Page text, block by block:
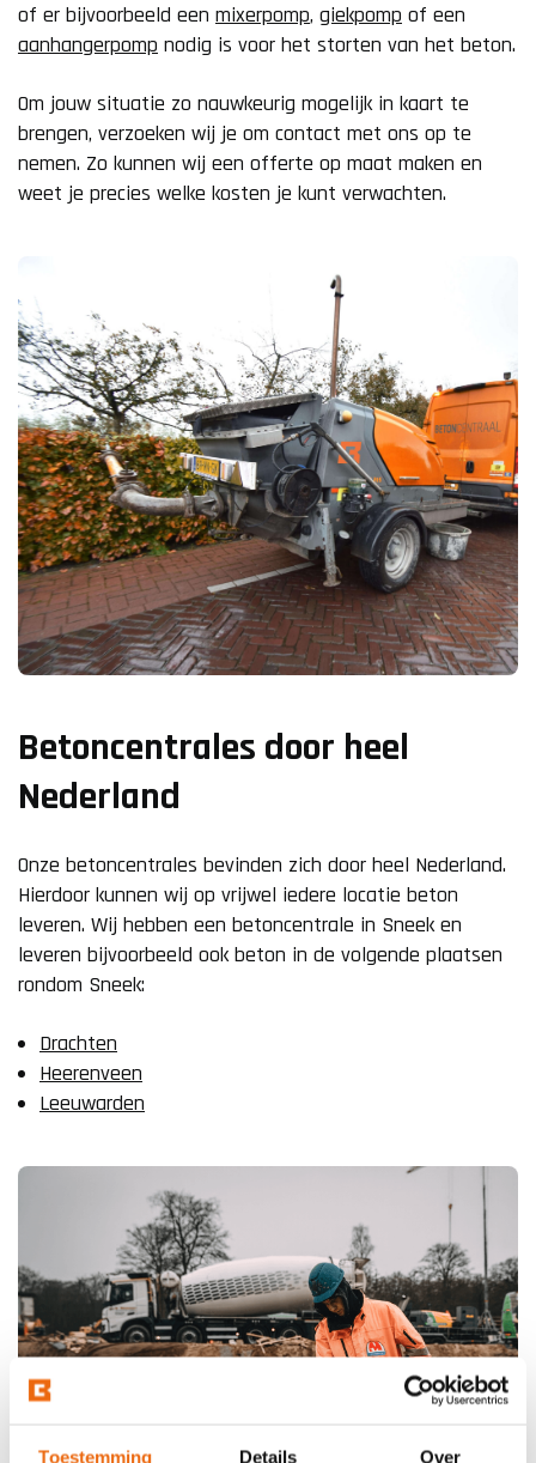
Toestemming Details Over
of er bijvoorbeeld een mixerpomp, giekpomp of een
aanhangerpomp nodig is voor het storten van het beton.
Om jouw situatie zo nauwkeurig mogelijk in kaart te
brengen, verzoeken wij je om contact met ons op te
nemen. Zo kunnen wij een offerte op maat maken en
weet je precies welke kosten je kunt verwachten.
Betoncentrales door heel
Nederland
Onze betoncentrales bevinden zich door heel Nederland.
Hierdoor kunnen wij op vrijwel iedere locatie beton
leveren. Wij hebben een betoncentrale in Sneek en
leveren bijvoorbeeld ook beton in de volgende plaatsen
rondom Sneek:
Drachten
Heerenveen
Leeuwarden